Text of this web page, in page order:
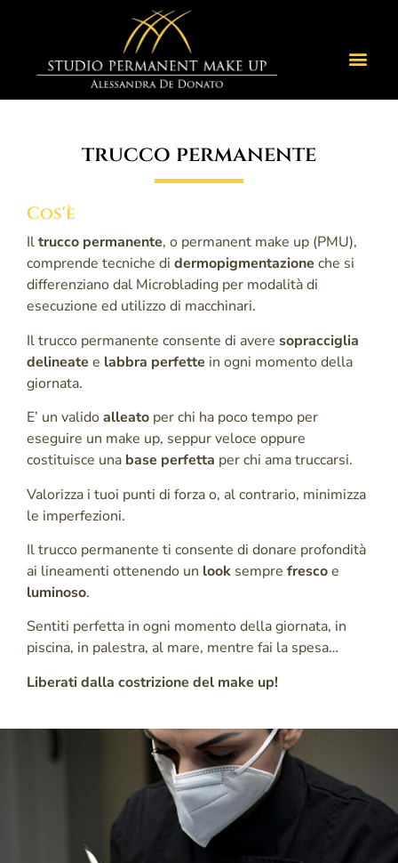
trucco permanente
Cos'è
Iltrucco permanente, o permanent make up (PMU),
comprende tecniche di dermopigmentazione che si
differenziano dal Microblading per modalità di
esecuzione ed utilizzo di macchinari.
Il trucco permanente consente di avere sopracciglia
delineate e labbra perfette in ogni momento della
giornata.
E’ un validoalleato per chi ha poco tempo per
eseguire un make up, seppur veloce oppure
costituisce una base perfetta per chi ama truccarsi.
Valorizza i tuoi punti di forza o, al contrario, minimizza
le imperfezioni.
Il trucco permanente ti consente di donare profondità
ai lineamenti ottenendo un look sempre frescoe
luminoso.
Sentiti perfetta in ogni momento della giornata, in
piscina, in palestra, al mare, mentre fai la spesa…
Liberati dalla costrizione del make up!